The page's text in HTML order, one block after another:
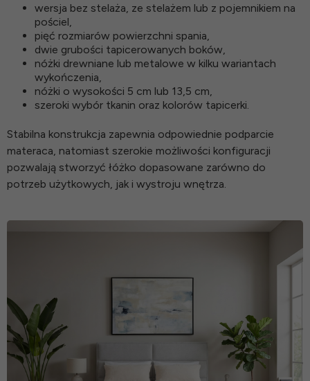
wersja bez stelaża, ze stelażem lub z pojemnikiem na
pościel,
pięć rozmiarów powierzchni spania,
dwie grubości tapicerowanych boków,
nóżki drewniane lub metalowe w kilku wariantach
wykończenia,
nóżki o wysokości 5 cm lub 13,5 cm,
szeroki wybór tkanin oraz kolorów tapicerki.
Stabilna konstrukcja zapewnia odpowiednie podparcie
materaca, natomiast szerokie możliwości konfiguracji
pozwalają stworzyć łóżko dopasowane zarówno do
potrzeb użytkowych, jak i wystroju wnętrza.